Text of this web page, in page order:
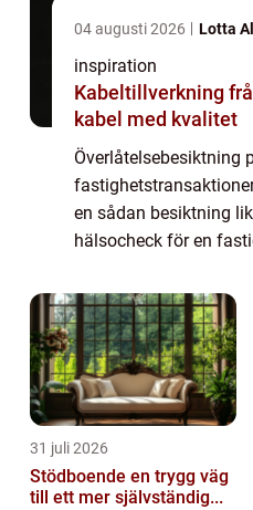
04 augusti 2026 Lotta
inspiration
Kabeltillverkning från råvara till färdig
kabel med kvalitet
Överlåtelsebesiktning
en sådan besiktning
hälsocheck för en
31 juli 2026
Stödboende en trygg väg
till ett mer självständig...